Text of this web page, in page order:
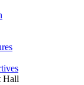
Hall